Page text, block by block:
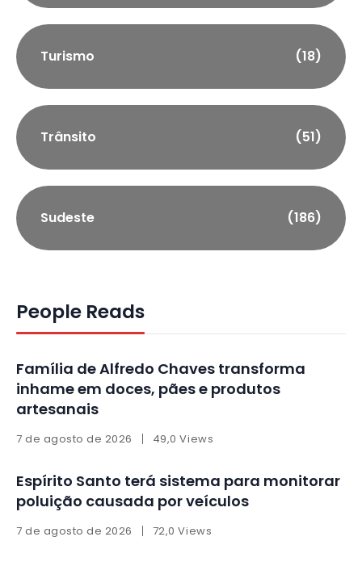
Turismo (18)
Trânsito (51)
Sudeste (186)
People Reads
Família de Alfredo Chaves transforma
inhame em doces, pães e produtos
artesanais
7 de agosto de 2026 49,0 Views
Espírito Santo terá sistema para monitorar
poluição causada por veículos
7 de agosto de 2026 72,0 Views